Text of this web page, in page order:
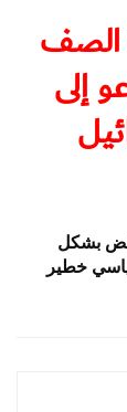
الصف
إلى
بشكل
خطير